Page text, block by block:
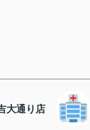
大通り店